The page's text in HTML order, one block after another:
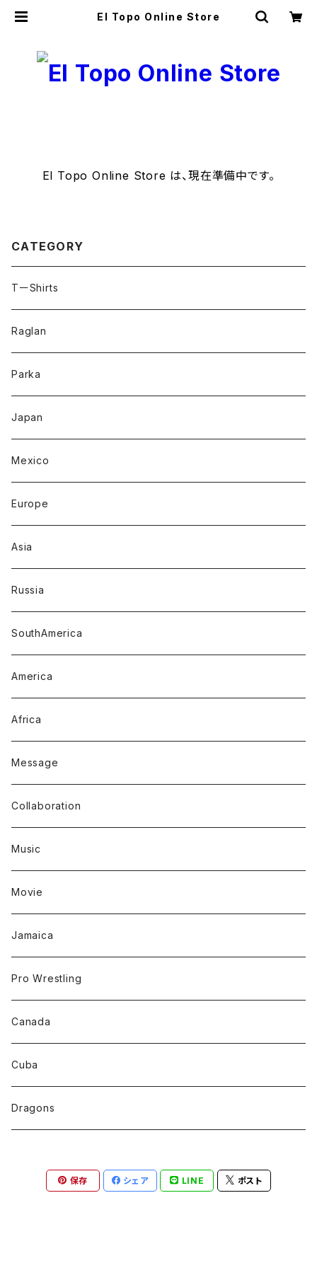
El Topo Online Store
El Topo Online Store は、現在準備中です。
CATEGORY
TーShirts
Raglan
Parka
Japan
Mexico
Europe
Asia
Russia
SouthAmerica
America
Africa
Message
Collaboration
Music
Movie
Jamaica
Pro Wrestling
Canada
Cuba
Dragons
保存 シェア LINE ポスト